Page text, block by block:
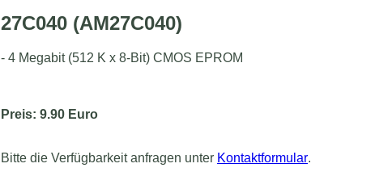
27C040 (AM27C040)
- 4 Megabit (512 K x 8-Bit) CMOS EPROM
Preis: 9.90 Euro
Bitte die Verfügbarkeit anfragen unter Kontaktformular.